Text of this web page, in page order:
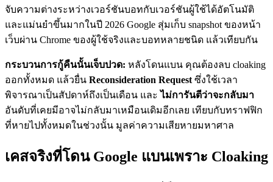
จับความต่างระหว่างเวอร์ชันบอทกับเวอร์ชันผู้ใช้ได้อัตโนมัติ
และแม่นยำขึ้นมากในปี 2026 Google สุ่มเก็บ snapshot ของหน้า
เว็บผ่าน Chrome ของผู้ใช้จริงและบอทหลายชนิด แล้วเทียบกัน
กระบวนการกู้คืนนั้นเจ็บปวด: หลังโดนแบน คุณต้องลบ cloaking
ออกทั้งหมด แล้วยื่น Reconsideration Request ซึ่งใช้เวลา
พิจารณาเป็นสัปดาห์ถึงเป็นเดือน และไม่การันตีว่าจะกลับมา
อันดับที่เคยมีอาจไม่กลับมาเหมือนเดิมอีกเลย เทียบกับทราฟฟิก
ที่หายไปทั้งหมดในช่วงนั้น มูลค่าความเสียหายมหาศาล
เคสจริงที่โดน Google แบนเพราะ Cloaking